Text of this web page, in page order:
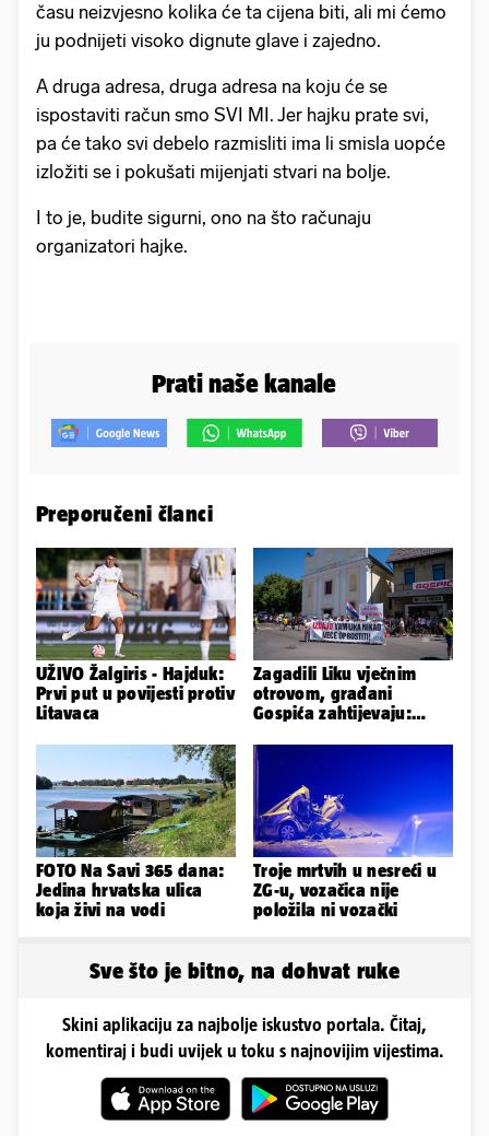
času neizvjesno kolika će ta cijena biti, ali mi ćemo
ju podnijeti visoko dignute glave i zajedno.
A druga adresa, druga adresa na koju će se
ispostaviti račun smo SVI MI. Jer hajku prate svi,
pa će tako svi debelo razmisliti ima li smisla uopće
izložiti se i pokušati mijenjati stvari na bolje.
I to je, budite sigurni, ono na što računaju
organizatori hajke.
Prati naše kanale
Preporučeni članci
UŽIVO Žalgiris - Hajduk:
Prvi put u povijesti protiv
Litavaca
Zagadili Liku vječnim
otrovom, građani
Gospića zahtijevaju:
odlagalište!'
FOTO Na Savi 365 dana:
Jedina hrvatska ulica
koja živi na vodi
Troje mrtvih u nesreći u
ZG-u, vozačica nije
položila ni vozački
Sve što je bitno, na dohvat ruke
Skini aplikaciju za najbolje iskustvo portala. Čitaj,
komentiraj i budi uvijek u toku s najnovijim vijestima.